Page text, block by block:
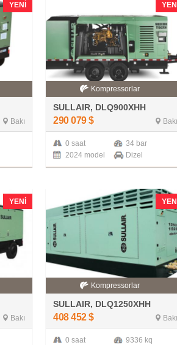
YENI
Bakı
YENI
Kompressorlar
SULLAIR, DLQ900XHH
290 079 $ Bakı
0 saat
34 bar
2024 model
Dizel
YENI
Bakı
YENI
Kompressorlar
SULLAIR, DLQ1250XHH
408 452 $ Bakı
0 saat
9336 kq